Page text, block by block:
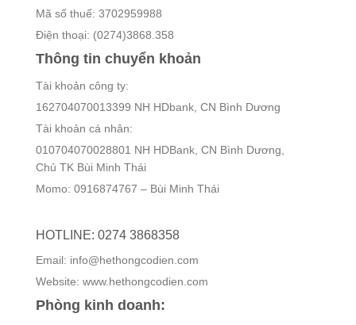
Mã số thuế: 3702959988
Điện thoại: (0274)3868.358
Thông tin chuyển khoản
Tài khoản công ty:
162704070013399 NH HDbank, CN Bình Dương
Tài khoản cá nhân:
010704070028801 NH HDBank, CN Bình Dương,
Chủ TK Bùi Minh Thái
Momo: 0916874767 – Bùi Minh Thái
HOTLINE: 0274 3868358
Email: info@hethongcodien.com
Website: www.hethongcodien.com
Phòng kinh doanh: